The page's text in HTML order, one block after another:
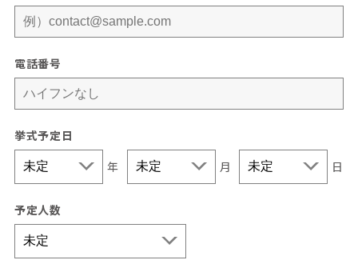
電話番号
挙式予定日
年
月 日
予定人数